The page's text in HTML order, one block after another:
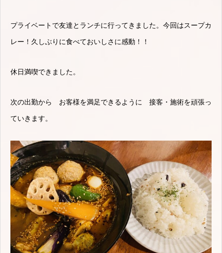
プライベートで友達とランチに行ってきました。今回はスープカ
レー！久しぶりに食べておいしさに感動！！
休日満喫できました。
次の出勤から お客様を満足できるように 接客・施術を頑張っ
ていきます。